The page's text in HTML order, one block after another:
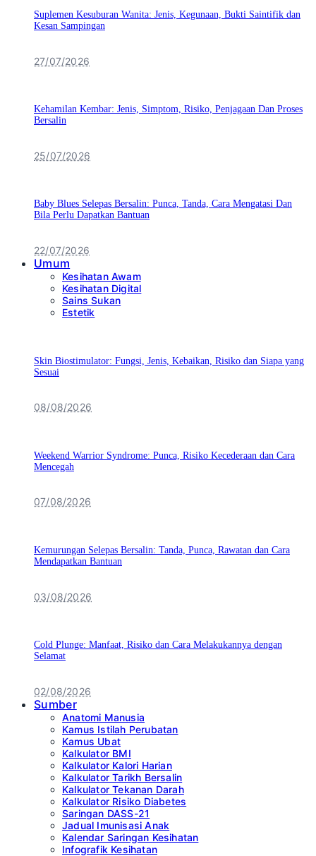
Suplemen Kesuburan Wanita: Jenis, Kegunaan, Bukti Saintifik dan
Kesan Sampingan
27/07/2026
Kehamilan Kembar: Jenis, Simptom, Risiko, Penjagaan Dan Proses
Bersalin
25/07/2026
Baby Blues Selepas Bersalin: Punca, Tanda, Cara Mengatasi Dan
Bila Perlu Dapatkan Bantuan
22/07/2026
Umum
Kesihatan Awam
Kesihatan Digital
Sains Sukan
Estetik
Skin Biostimulator: Fungsi, Jenis, Kebaikan, Risiko dan Siapa yang
Sesuai
08/08/2026
Weekend Warrior Syndrome: Punca, Risiko Kecederaan dan Cara
Mencegah
07/08/2026
Kemurungan Selepas Bersalin: Tanda, Punca, Rawatan dan Cara
Mendapatkan Bantuan
03/08/2026
Cold Plunge: Manfaat, Risiko dan Cara Melakukannya dengan
Selamat
02/08/2026
Sumber
Anatomi Manusia
Kamus Istilah Perubatan
Kamus Ubat
Kalkulator BMI
Kalkulator Kalori Harian
Kalkulator Tarikh Bersalin
Kalkulator Tekanan Darah
Kalkulator Risiko Diabetes
Saringan DASS-21
Jadual Imunisasi Anak
Kalendar Saringan Kesihatan
Infografik Kesihatan